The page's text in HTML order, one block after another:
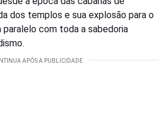
dos templos e sua explosão para o
paralelo com toda a sabedoria